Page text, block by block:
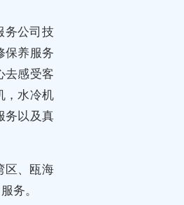
务公司技
保养服务
去感受客
，水冷机
务以及真
区、瓯海
务。